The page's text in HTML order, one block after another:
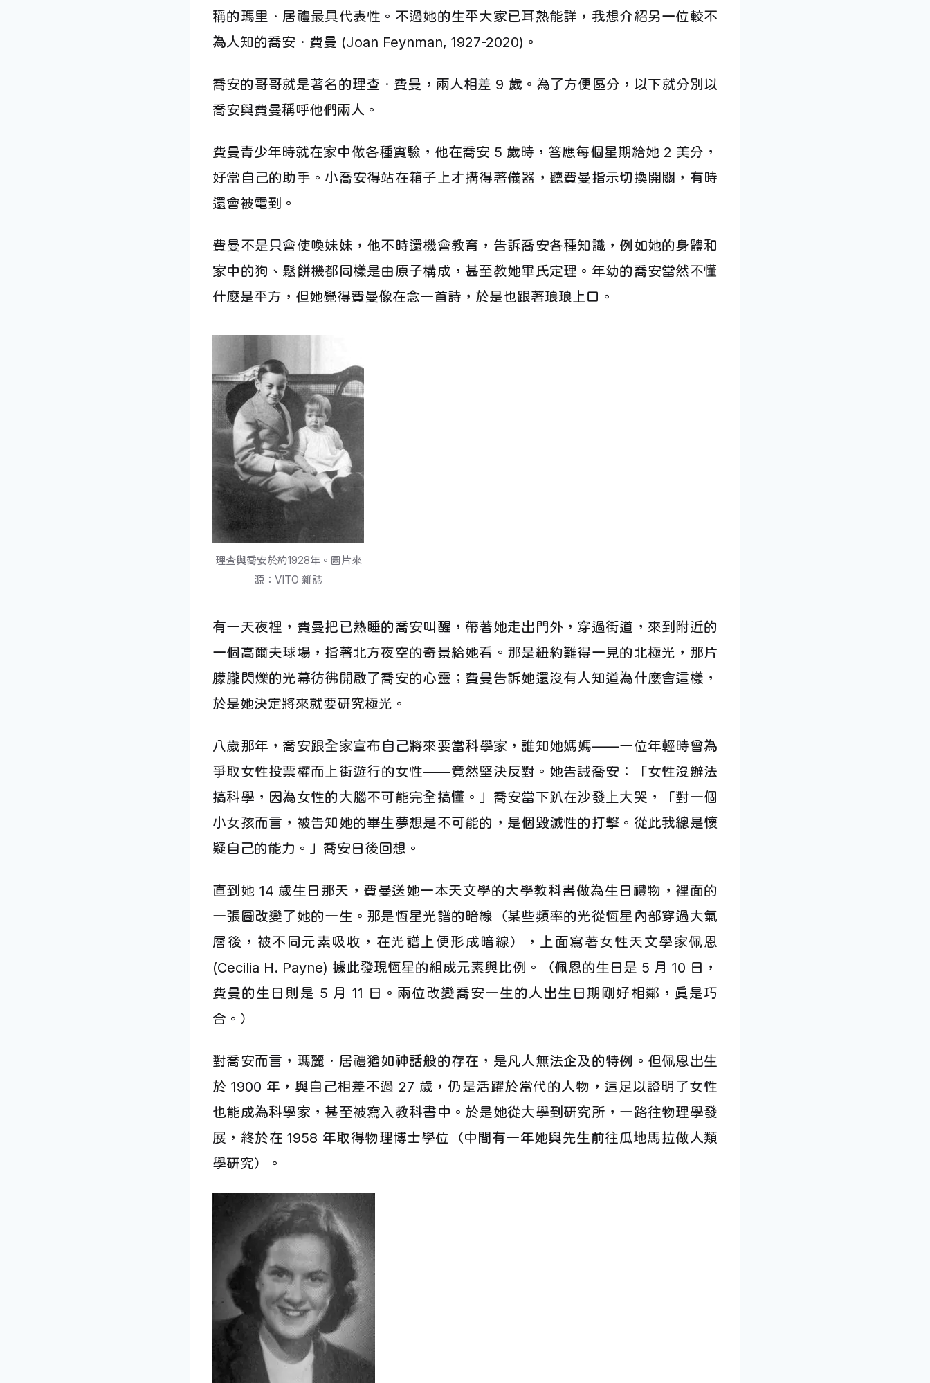
稱的瑪里．居禮最具代表性。不過她的生平大家已耳熟能詳，我想介紹另一位較不
為人知的喬安．費曼 (Joan Feynman, 1927-2020)。
喬安的哥哥就是著名的理查．費曼，兩人相差 9 歲。為了方便區分，以下就分別以
喬安與費曼稱呼他們兩人。
費曼青少年時就在家中做各種實驗，他在喬安 5 歲時，答應每個星期給她 2 美分，
好當自己的助手。小喬安得站在箱子上才搆得著儀器，聽費曼指示切換開關，有時
還會被電到。
費曼不是只會使喚妹妹，他不時還機會教育，告訴喬安各種知識，例如她的身體和
家中的狗、鬆餅機都同樣是由原子構成，甚至教她畢氏定理。年幼的喬安當然不懂
什麼是平方，但她覺得費曼像在念一首詩，於是也跟著琅琅上口。
理查與喬安於約1928年。圖片來
源：VITO 雜誌
有一天夜裡，費曼把已熟睡的喬安叫醒，帶著她走出門外，穿過街道，來到附近的
一個高爾夫球場，指著北方夜空的奇景給她看。那是紐約難得一見的北極光，那片
朦朧閃爍的光幕彷彿開啟了喬安的心靈；費曼告訴她還沒有人知道為什麼會這樣，
於是她決定將來就要研究極光。
八歲那年，喬安跟全家宣布自己將來要當科學家，誰知她媽媽——一位年輕時曾為
爭取女性投票權而上街遊行的女性——竟然堅決反對。她告誡喬安：「女性沒辦法
搞科學，因為女性的大腦不可能完全搞懂。」喬安當下趴在沙發上大哭，「對一個
小女孩而言，被告知她的畢生夢想是不可能的，是個毀滅性的打擊。從此我總是懷
疑自己的能力。」喬安日後回想。
直到她 14 歲生日那天，費曼送她一本天文學的大學教科書做為生日禮物，裡面的
一張圖改變了她的一生。那是恆星光譜的暗線（某些頻率的光從恆星內部穿過大氣
層後，被不同元素吸收，在光譜上便形成暗線），上面寫著女性天文學家佩恩
(Cecilia H. Payne) 據此發現恆星的組成元素與比例。（佩恩的生日是 5 月 10 日，
費曼的生日則是 5 月 11 日。兩位改變喬安一生的人出生日期剛好相鄰，真是巧
合。）
對喬安而言，瑪麗．居禮猶如神話般的存在，是凡人無法企及的特例。但佩恩出生
於 1900 年，與自己相差不過 27 歲，仍是活躍於當代的人物，這足以證明了女性
也能成為科學家，甚至被寫入教科書中。於是她從大學到研究所，一路往物理學發
展，終於在 1958 年取得物理博士學位（中間有一年她與先生前往瓜地馬拉做人類
學研究）。